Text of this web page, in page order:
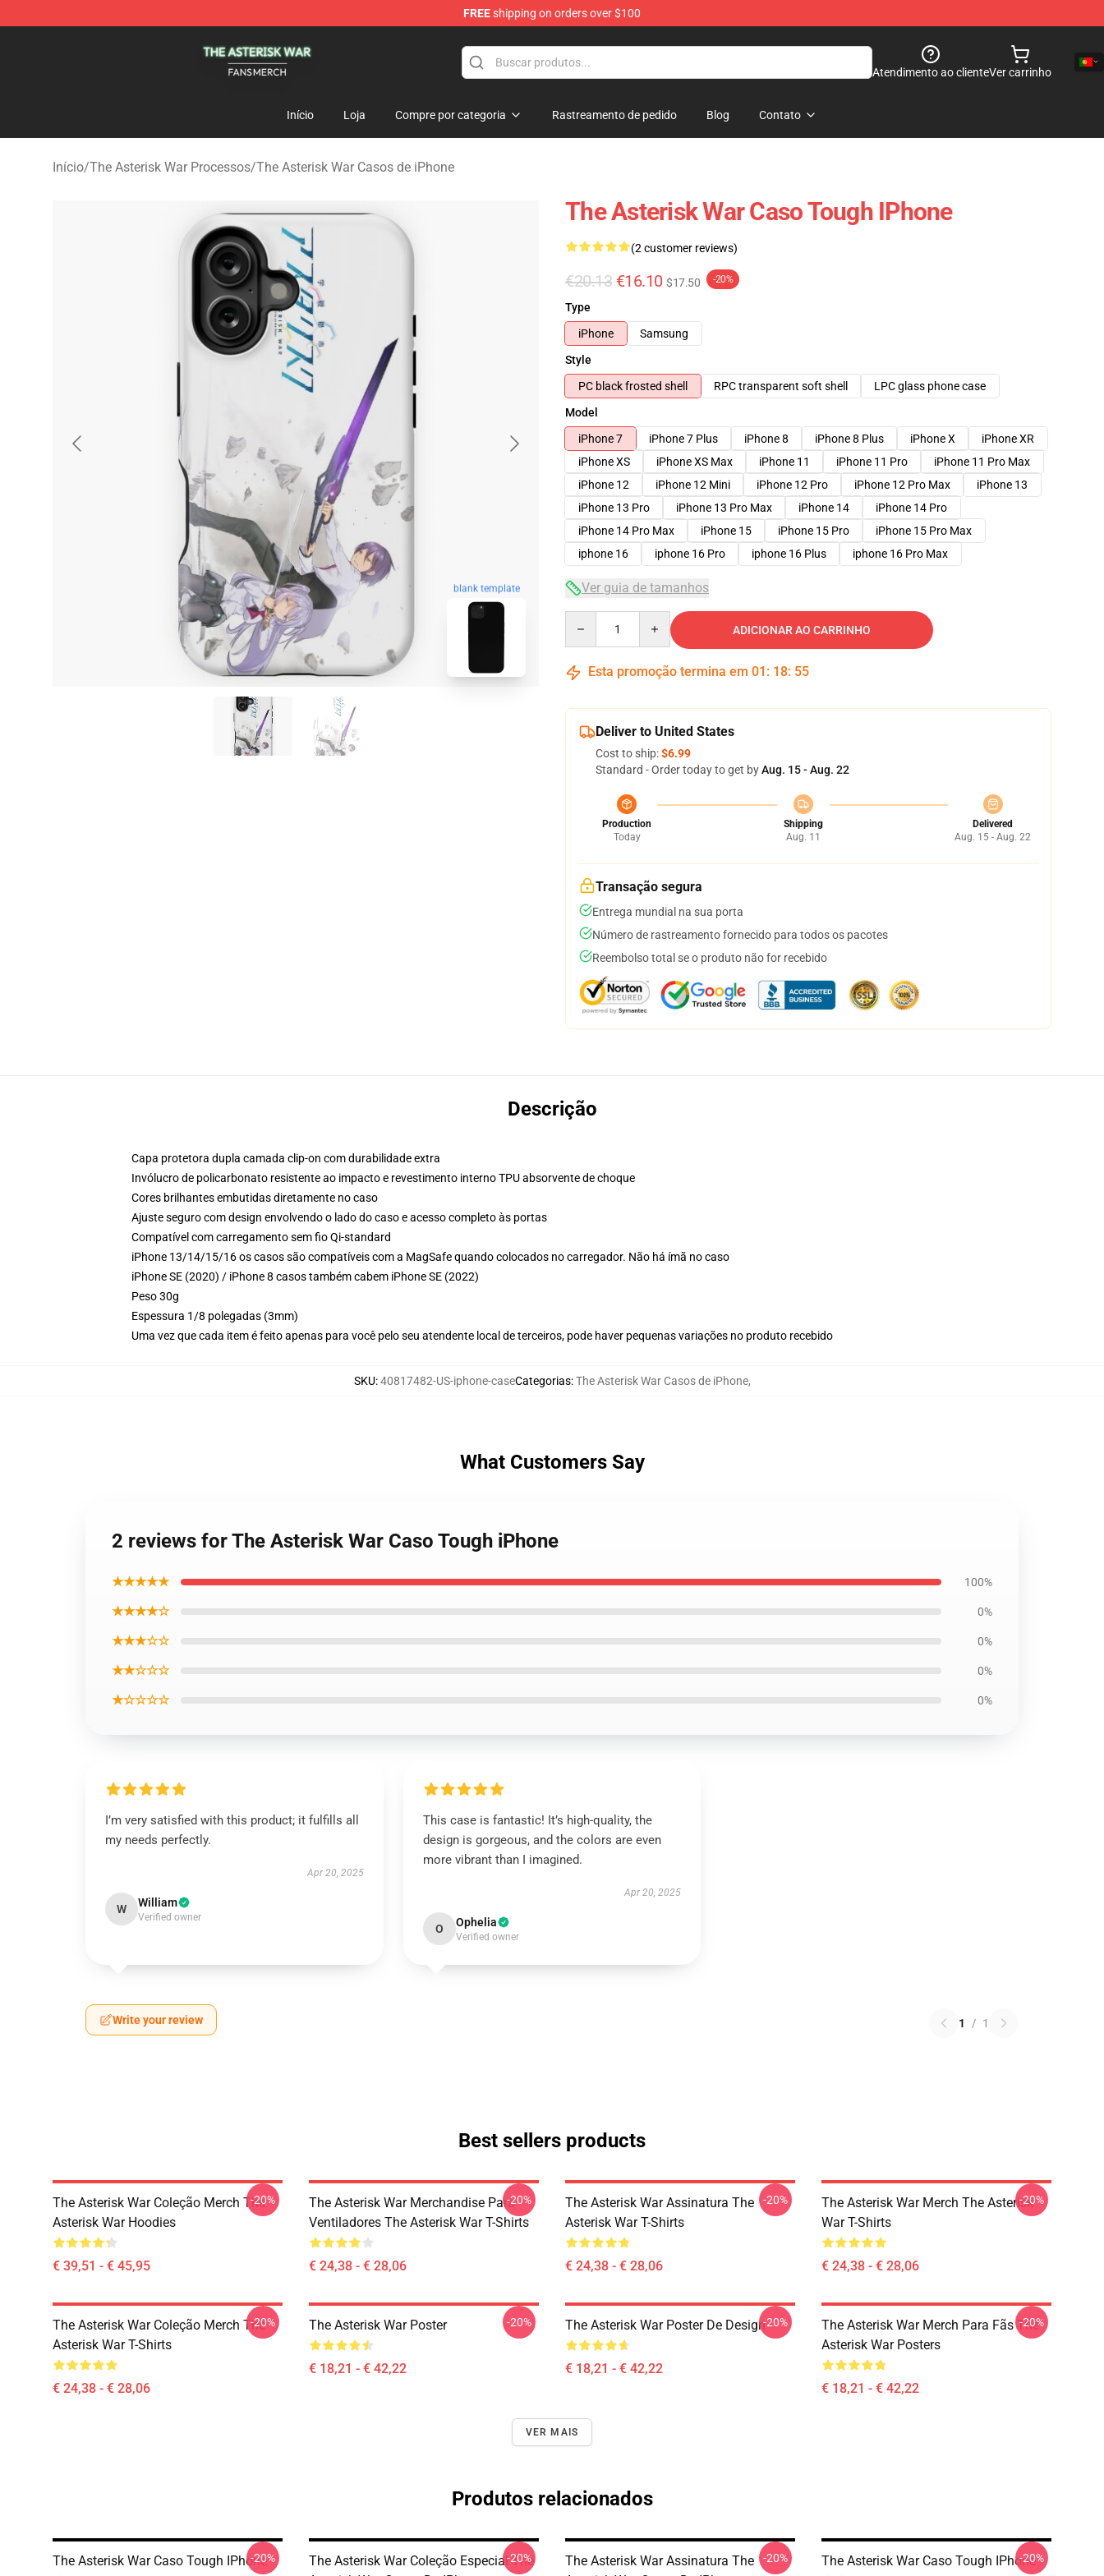
FREEshipping on orders over $100
Atendimento ao clienteVer carrinho
Início Loja Compre por categoria Rastreamento de pedido Blog Contato
Início/The Asterisk War Processos/The Asterisk War Casos de iPhone
blank template
The Asterisk War Caso Tough IPhone
(2 customer reviews)
€20.13 €16.10 $17.50 -20%
Type
iPhone
Samsung
Style
PC black frosted shell
RPC transparent soft shell
LPC glass phone case
Model
iPhone 7
iPhone 7 Plus iPhone 8 iPhone 8 Plus iPhone X
iPhone XR
iPhone XS
iPhone XS Max iPhone 11 iPhone 11 Pro
iPhone 11 Pro Max
iPhone 12
iPhone 12 Mini iPhone 12 Pro iPhone 12 Pro Max
iPhone 13
iPhone 13 Pro
iPhone 13 Pro Max iPhone 14
iPhone 14 Pro
iPhone 14 Pro Max
iPhone 15 iPhone 15 Pro
iPhone 15 Pro Max
iphone 16
iphone 16 Pro iphone 16 Plus iphone 16 Pro Max
Ver guia de tamanhos
ADICIONAR AO CARRINHO
Esta promoção termina em 01 : 18: 54
Deliver to United States
Cost to ship:$6.99
Standard - Order today to get byAug. 15 - Aug. 22
Production
Today
Shipping
Aug. 11
Delivered
Aug. 15 - Aug. 22
Transação segura
Entrega mundial na sua porta
Número de rastreamento fornecido para todos os pacotes
Reembolso total se o produto não for recebido
Descrição
Capa protetora dupla camada clip-on com durabilidade extra
Invólucro de policarbonato resistente ao impacto e revestimento interno TPU absorvente de choque
Cores brilhantes embutidas diretamente no caso
Ajuste seguro com design envolvendo o lado do caso e acesso completo às portas
Compatível com carregamento sem fio Qi-standard
iPhone 13/14/15/16 os casos são compatíveis com a MagSafe quando colocados no carregador. Não há ímã no caso
iPhone SE (2020) / iPhone 8 casos também cabem iPhone SE (2022)
Peso 30g
Espessura 1/8 polegadas (3mm)
Uma vez que cada item é feito apenas para você pelo seu atendente local de terceiros, pode haver pequenas variações no produto recebido
SKU:40817482-US-iphone-caseCategorias:The Asterisk War Casos de iPhone,
What Customers Say
2 reviews for The Asterisk War Caso Tough iPhone
★★★★★ 100%
★★★★☆ 0%
★★★☆☆ 0%
★★☆☆☆ 0%
★☆☆☆☆ 0%
I’m very satisfied with this product; it fulfills all
my needs perfectly.
Apr 20, 2025
W William
Verified owner
This case is fantastic! It’s high-quality, the
design is gorgeous, and the colors are even
more vibrant than I imagined.
Apr 20, 2025
O Ophelia
Verified owner
Write your review 1 / 1
Best sellers products
The Asterisk War Coleção Merch The
Asterisk War Hoodies
€ 39,51 - € 45,95
-20%
The Asterisk War Merchandise Para
Ventiladores The Asterisk War T-Shirts
€ 24,38 - € 28,06
-20%
The Asterisk War Assinatura The
Asterisk War T-Shirts
€ 24,38 - € 28,06
-20%
The Asterisk War Merch The Asterisk
War T-Shirts
€ 24,38 - € 28,06
-20%
The Asterisk War Coleção Merch The
Asterisk War T-Shirts
€ 24,38 - € 28,06
-20% The Asterisk War Poster
€ 18,21 - € 42,22
-20% The Asterisk War Poster De Design
€ 18,21 - € 42,22
-20%
The Asterisk War Merch Para Fãs The
Asterisk War Posters
€ 18,21 - € 42,22
-20%
VER MAIS
Produtos relacionados
The Asterisk War Caso Tough IPhone
-20%
The Asterisk War Coleção Especial The
-20%
The Asterisk War Assinatura The
-20% The Asterisk War Caso Tough IPhone
-20%